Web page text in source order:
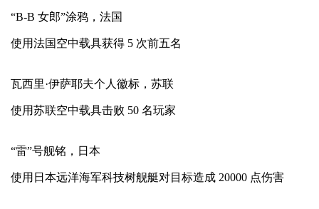
“B-B 女郎”涂鸦，法国
使用法国空中载具获得 5 次前五名
瓦西里·伊萨耶夫个人徽标，苏联
使用苏联空中载具击败 50 名玩家
“雷”号舰铭，日本
使用日本远洋海军科技树舰艇对目标造成 20000 点伤害